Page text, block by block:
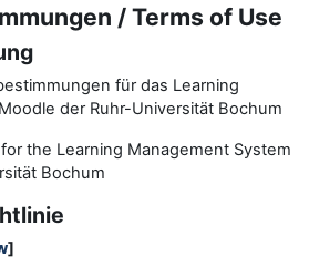
/ Terms of Use
für das Learning
der Ruhr-Universität Bochum
the Learning Management System
ät Bochum
]